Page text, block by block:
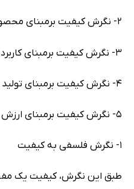
2- نگرش کیفیت برمبنای محصول‌گرایی
3- نگرش کیفیت برمبنای کاربرد
4- نگرش کیفیت برمبنای تولید
5- نگرش کیفیت برمبنای ارزش
1- نگرش فلسفی به کیفیت
طبق این نگرش، کیفیت یک